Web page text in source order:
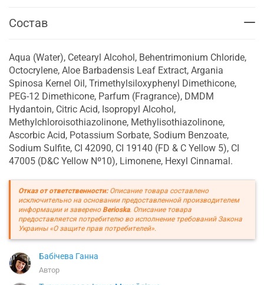
Состав
Aqua (Water), Cetearyl Alcohol, Behentrimonium Chloride,
Octocrylene, Aloe Barbadensis Leaf Extract, Argania
Spinosa Kernel Oil, Trimethylsiloxyphenyl Dimethicone,
PEG-12 Dimethicone, Parfum (Fragrance), DMDM
Hydantoin, Citric Acid, Isopropyl Alcohol,
Methylchloroisothiazolinone, Methylisothiazolinone,
Ascorbic Acid, Potassium Sorbate, Sodium Benzoate,
Sodium Sulfite, CI 42090, CI 19140 (FD & C Yellow 5), CI
47005 (D&C Yellow Nº10), Limonene, Hexyl Cinnamal.
Отказ от ответственности:Описание товара составлено
исключительно на основании предоставленной производителем
информации и заверено Berioska. Описание товара
предоставляется потребителю во исполнение требований Закона
Украины «О защите прав потребителей».
Бабічева Ганна
Автор